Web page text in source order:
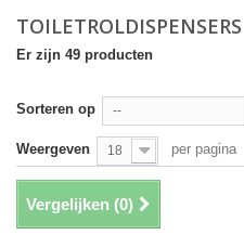
TOILETROLDISPENSERS
Er zijn 49 producten
Sorteren op --
Weergeven 18 per pagina
Vergelijken (0)